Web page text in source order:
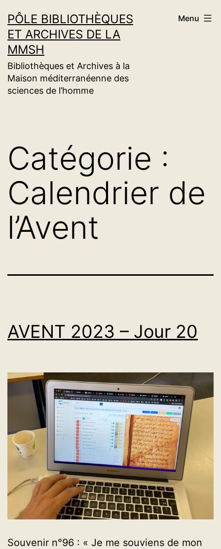
au
contenu
PÔLE BIBLIOTHÈQUES
ET ARCHIVES DE LA
MMSH
Bibliothèques et Archives à la
Maison méditerranéenne des
sciences de l’homme
Menu
Catégorie :
Calendrier de
l’Avent
AVENT 2023 – Jour 20
Souvenir n°96 : « Je me souviens de mon